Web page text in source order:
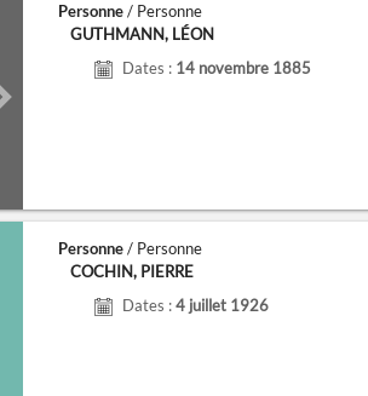
Next slide
Personne/ Personne
GUTHMANN, LÉON
Dates : 14 novembre 1885
Personne/ Personne
COCHIN, PIERRE
Dates :4 juillet 1926